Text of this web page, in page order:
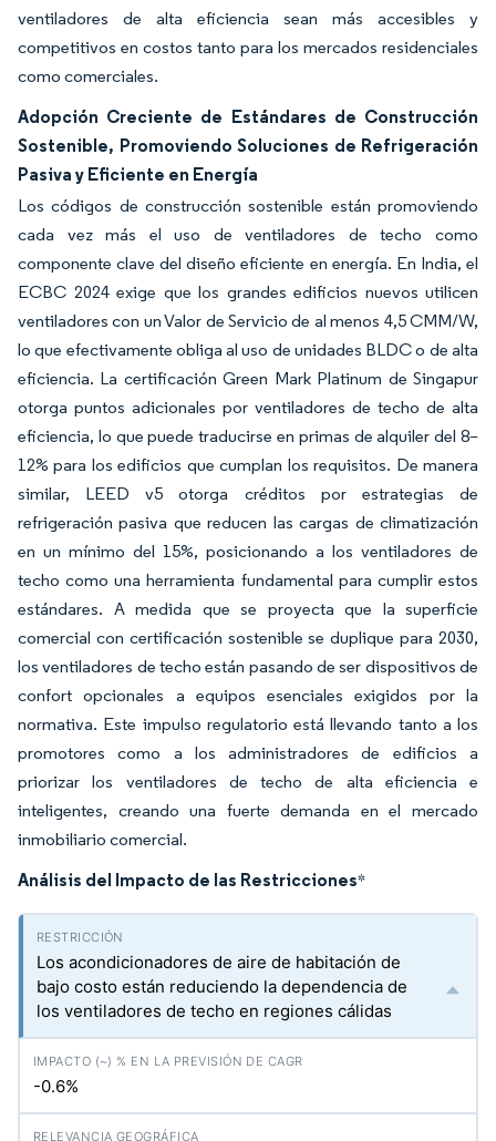
ventiladores de alta eficiencia sean más accesibles y
competitivos en costos tanto para los mercados residenciales
como comerciales.
Adopción Creciente de Estándares de Construcción
Sostenible, Promoviendo Soluciones de Refrigeración
Pasiva y Eficiente en Energía
Los códigos de construcción sostenible están promoviendo
cada vez más el uso de ventiladores de techo como
componente clave del diseño eficiente en energía. En India, el
ECBC 2024 exige que los grandes edificios nuevos utilicen
ventiladores con un Valor de Servicio de al menos 4,5 CMM/W,
lo que efectivamente obliga al uso de unidades BLDC o de alta
eficiencia. La certificación Green Mark Platinum de Singapur
otorga puntos adicionales por ventiladores de techo de alta
eficiencia, lo que puede traducirse en primas de alquiler del 8–
12% para los edificios que cumplan los requisitos. De manera
similar, LEED v5 otorga créditos por estrategias de
refrigeración pasiva que reducen las cargas de climatización
en un mínimo del 15%, posicionando a los ventiladores de
techo como una herramienta fundamental para cumplir estos
estándares. A medida que se proyecta que la superficie
comercial con certificación sostenible se duplique para 2030,
los ventiladores de techo están pasando de ser dispositivos de
confort opcionales a equipos esenciales exigidos por la
normativa. Este impulso regulatorio está llevando tanto a los
promotores como a los administradores de edificios a
priorizar los ventiladores de techo de alta eficiencia e
inteligentes, creando una fuerte demanda en el mercado
inmobiliario comercial.
Análisis del Impacto de las Restricciones*
Los acondicionadores de aire de habitación de
bajo costo están reduciendo la dependencia de
los ventiladores de techo en regiones cálidas
-0.6%